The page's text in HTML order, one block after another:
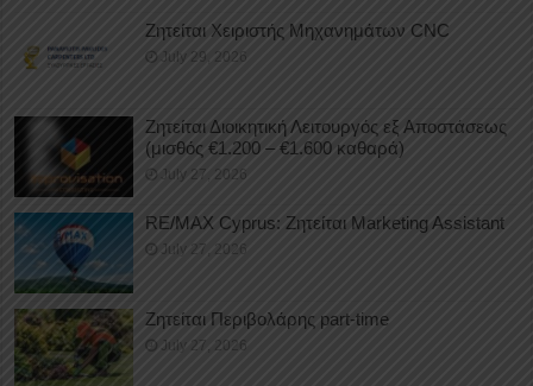
Ζητείται Χειριστής Μηχανημάτων CNC
July 29, 2026
Ζητείται Διοικητική Λειτουργός εξ Αποστάσεως
(μισθός €1.200 – €1.600 καθαρά)
July 27, 2026
RE/MAX Cyprus: Ζητείται Marketing Assistant
July 27, 2026
Ζητείται Περιβολάρης part-time
July 27, 2026